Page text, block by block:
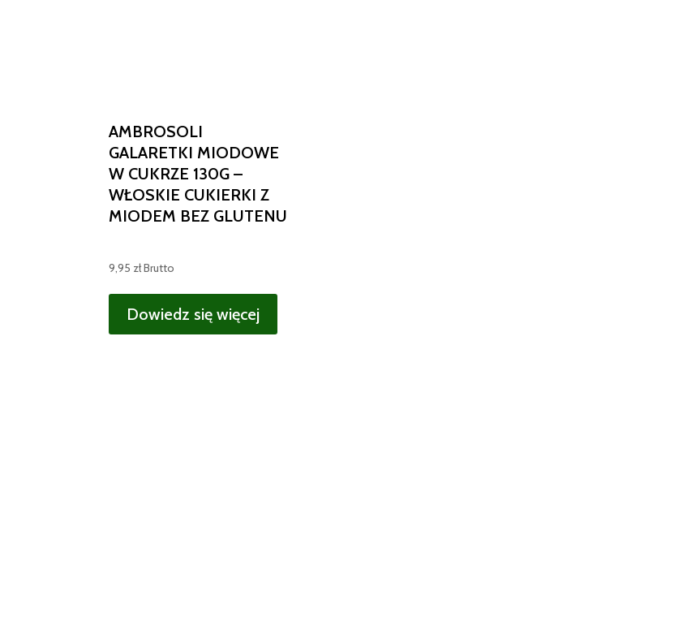
AMBROSOLI
GALARETKI MIODOWE
W CUKRZE 130G –
WŁOSKIE CUKIERKI Z
MIODEM BEZ GLUTENU
9,95 złBrutto
Dowiedz się więcej